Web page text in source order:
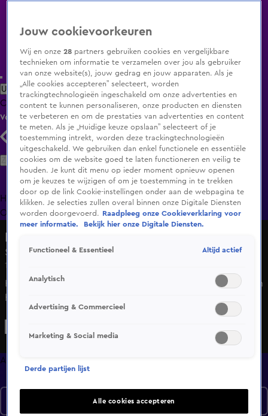
Uitzending Gemist Populaire programma's Zenders Genres
ClipsFilmsRadioSmart TV inlogShop
Volg KIJK
Zoeken
HomeUitzending Gemist Programma's De Bondgenoten
OranjezomerLivestreamsShop
Seizoen 3, aflevering 4
12 mrt 2022, 16:00
Heel Nederland zal weten dat StukTV de ware heerser van
het internet is. Sluit je aan bij #teamstuk
Afleveringen
Jouw cookievoorkeuren
Wij en onze28 partners gebruiken cookies en vergelijkbare
technieken om informatie te verzamelen over jou als gebruiker
van onze website(s), jouw gedrag en jouw apparaten. Als je
„Alle cookies accepteren” selecteert, worden
trackingtechnologieën ingeschakeld om onze advertenties en
content te kunnen personaliseren, onze producten en diensten
te verbeteren en om de prestaties van advertenties en content
te meten. Als je „Huidige keuze opslaan” selecteert of je
toestemming intrekt, worden deze trackingtechnologieën
uitgeschakeld. We gebruiken dan enkel functionele en essentiële
cookies om de website goed te laten functioneren en veilig te
houden. Je kunt dit menu op ieder moment opnieuw openen
om je keuzes te wijzigen of om je toestemming in te trekken
door op de link Cookie-instellingen onder aan de webpagina te
klikken. Je selecties zullen overal binnen onze Digitale Diensten
worden doorgevoerd.
Raadpleeg onze Cookieverklaring voor
meer informatie.
Bekijk hier onze Digitale Diensten.
Functioneel & Essentieel Altijd actief
Analytisch
Advertising & Commercieel
Marketing & Social media
Derde partijen lijst
Alle cookies accepteren